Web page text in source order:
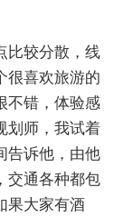
比较分散，线
很喜欢旅游的
不错，体验感
划师，我试着
告诉他，由他
交通各种都包
果大家有酒